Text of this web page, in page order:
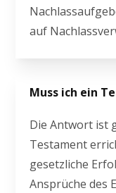
auf
Muss ich ein
Die Antwort ist
Testament
gesetzliche
Ansprüche des